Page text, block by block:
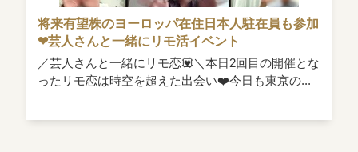
将来有望株のヨーロッパ在住日本人駐在員も参加
❤︎芸人さんと一緒にリモ活イベント
／芸人さんと一緒にリモ恋💟＼本日2回目の開催とな
ったリモ恋は時空を超えた出会い❤️今日も東京の...